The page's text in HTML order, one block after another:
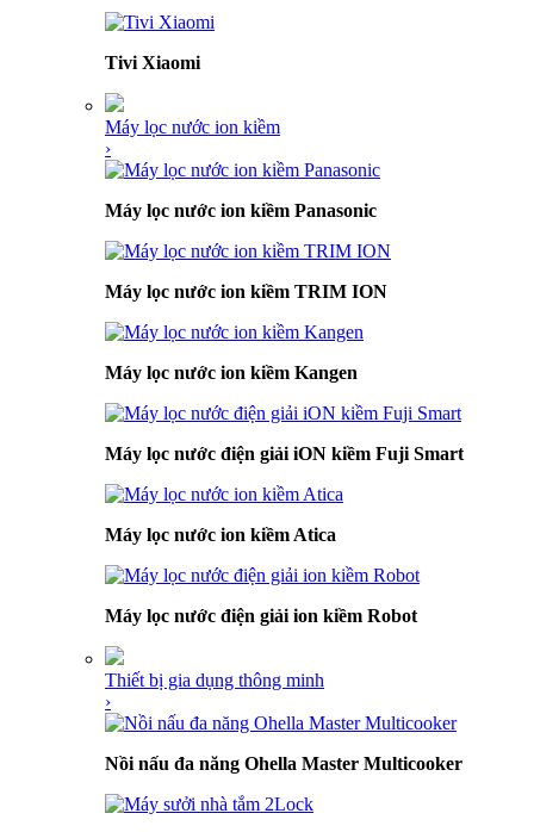
Tivi Xiaomi
Máy lọc nước ion kiềm
›
Máy lọc nước ion kiềm Panasonic
Máy lọc nước ion kiềm TRIM ION
Máy lọc nước ion kiềm Kangen
Máy lọc nước điện giải iON kiềm Fuji Smart
Máy lọc nước ion kiềm Atica
Máy lọc nước điện giải ion kiềm Robot
Thiết bị gia dụng thông minh
›
Nồi nấu đa năng Ohella Master Multicooker